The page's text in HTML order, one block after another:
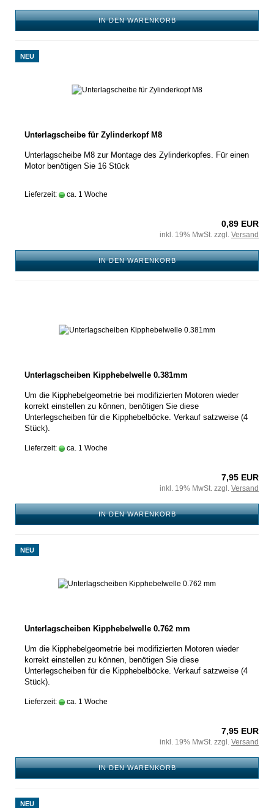
IN DEN WARENKORB
NEU
Unterlagscheibe für Zylinderkopf M8
Unterlagscheibe M8 zur Montage des Zylinderkopfes. Für einen
Motor benötigen Sie 16 Stück
Lieferzeit: ca. 1 Woche
0,89 EUR
inkl. 19% MwSt. zzgl. Versand
IN DEN WARENKORB
Unterlagscheiben Kipphebelwelle 0.381mm
Um die Kipphebelgeometrie bei modifizierten Motoren wieder
korrekt einstellen zu können, benötigen Sie diese
Unterlegscheiben für die Kipphebelböcke. Verkauf satzweise (4
Stück).
Lieferzeit: ca. 1 Woche
7,95 EUR
inkl. 19% MwSt. zzgl. Versand
IN DEN WARENKORB
NEU
Unterlagscheiben Kipphebelwelle 0.762 mm
Um die Kipphebelgeometrie bei modifizierten Motoren wieder
korrekt einstellen zu können, benötigen Sie diese
Unterlegscheiben für die Kipphebelböcke. Verkauf satzweise (4
Stück).
Lieferzeit: ca. 1 Woche
7,95 EUR
inkl. 19% MwSt. zzgl. Versand
IN DEN WARENKORB
NEU